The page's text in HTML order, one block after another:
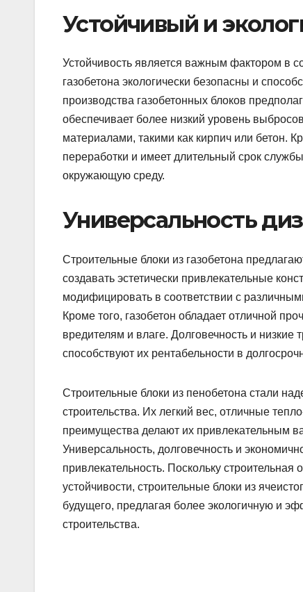
Устойчивый и
Устойчивость является важным фактором в
газобетона экологически безопасны и
производства газобетонных блоков
обеспечивает более низкий уровень
материалами, такими как кирпич или бетон.
переработки и имеет длительный срок
окружающую среду.
Универсальность
Строительные блоки из газобетона
создавать эстетически привлекательные
модифицировать в соответствии с
Кроме того, газобетон обладает отличной
вредителям и влаге. Долговечность и
способствуют их рентабельности в
Строительные блоки из пенобетона стали
строительства. Их легкий вес, отличные
преимущества делают их привлекательным
Универсальность, долговечность и
привлекательность. Поскольку
устойчивости, строительные блоки из
будущего, предлагая более экологичную и
строительства.